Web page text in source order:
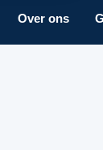
Over ons